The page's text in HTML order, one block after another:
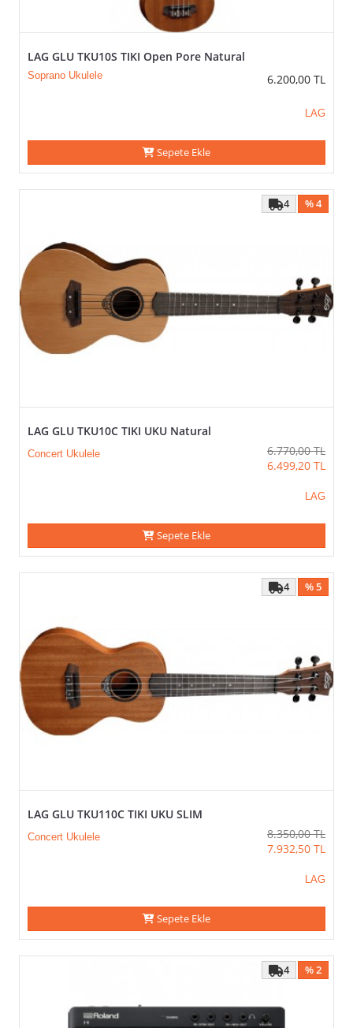
LAG GLU TKU10S TIKI Open Pore Natural
Soprano Ukulele 6.200,00 TL
LAG
Sepete Ekle
% 4
4
LAG GLU TKU10C TIKI UKU Natural
Concert Ukulele 6.770,00 TL
6.499,20 TL
LAG
Sepete Ekle
% 5
4
LAG GLU TKU110C TIKI UKU SLIM
Concert Ukulele 8.350,00 TL
7.932,50 TL
LAG
Sepete Ekle
% 2
4